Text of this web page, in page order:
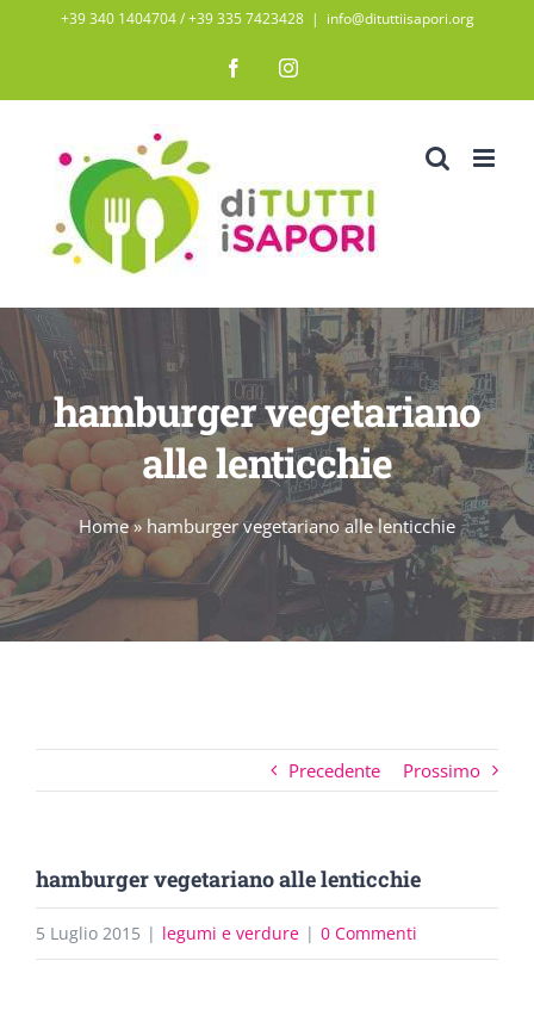
contenuto
+39 340 1404704 / ‭+39 335 7423428‬ | info@dituttiisapori.org
FacebookInstagram
hamburger vegetariano
alle lenticchie
Home» hamburger vegetariano alle lenticchie
Precedente Prossimo
hamburger vegetariano alle lenticchie
5 Luglio 2015 | legumi e verdure | 0 Commenti